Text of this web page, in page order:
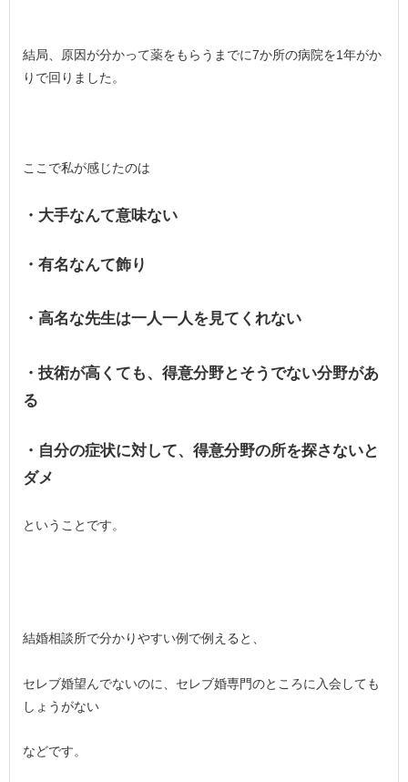
結局、原因が分かって薬をもらうまでに7か所の病院を1年がか
りで回りました。
ここで私が感じたのは
・大手なんて意味ない
・有名なんて飾り
・高名な先生は一人一人を見てくれない
・技術が高くても、得意分野とそうでない分野があ
る
・自分の症状に対して、得意分野の所を探さないと
ダメ
ということです。
結婚相談所で分かりやすい例で例えると、
セレブ婚望んでないのに、セレブ婚専門のところに入会しても
しょうがない
などです。